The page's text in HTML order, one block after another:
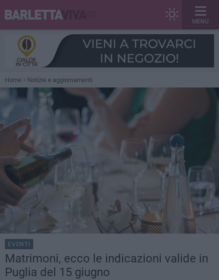
MENU
Home Notizie e aggiornamenti
EVENTI
Matrimoni, ecco le indicazioni valide in
Puglia del 15 giugno